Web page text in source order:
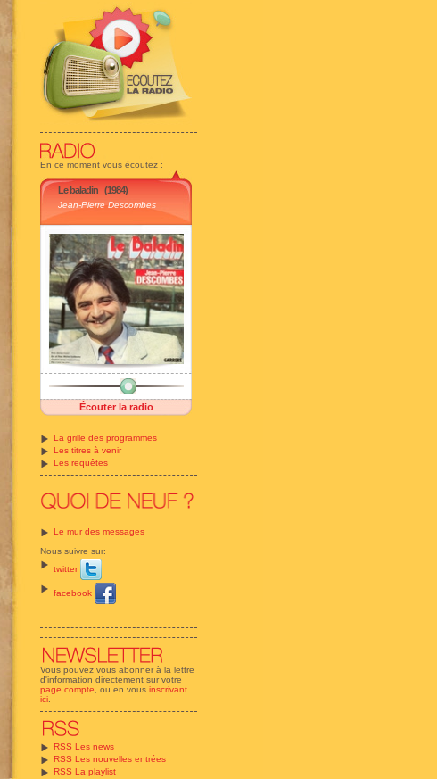
En ce moment vous écoutez :
Le baladin (1984)
Jean-Pierre Descombes
Écouter la radio
La grille des programmes
Les titres à venir
Les requêtes
Le mur des messages
Nous suivre sur:
twitter
facebook
Vous pouvez vous abonner à la lettre
d'information directement sur votre
page compte , ou en vous inscrivant
ici
RSS Les news
RSS Les nouvelles entrées
RSS La playlist